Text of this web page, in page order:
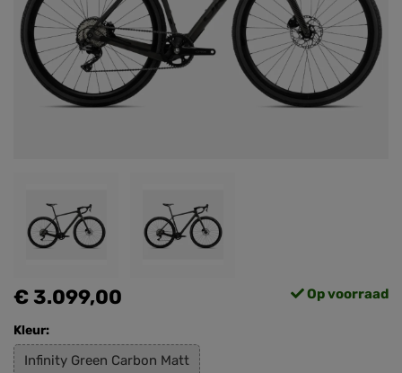
€ 3.099,00 Op voorraad
Kleur:
Infinity Green Carbon Matt